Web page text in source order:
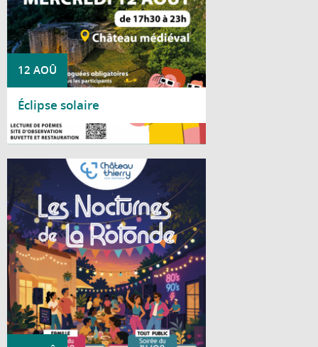
12 AOÛ
Éclipse solaire
Lire la suite
Cet été, le Centre social La Rotonde vous
invite à partager deux soirées conviviales
placées sous le signe de la bonne humeur
et de la musique.